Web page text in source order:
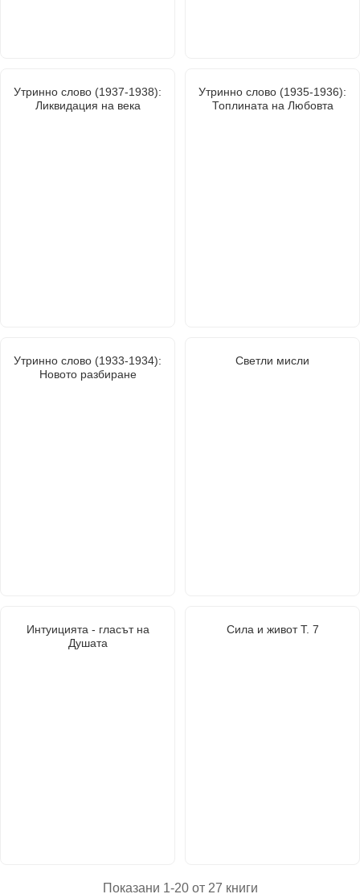
Утринно слово (1937-1938):
Ликвидация на века
Утринно слово (1935-1936):
Топлината на Любовта
Утринно слово (1933-1934):
Новото разбиране
Светли мисли
Интуицията - гласът на
Душата
Сила и живот Т. 7
Показани 1-20 от 27 книги